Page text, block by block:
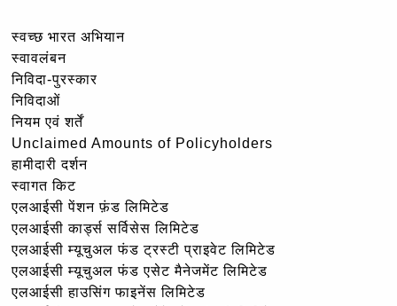
स्वच्छ भारत अभियान
स्वावलंबन
निविदा-पुरस्कार
निविदाओं
नियम एवं शर्तें
Unclaimed Amounts of Policyholders
हामीदारी दर्शन
स्वागत किट
एलआईसी पेंशन फ़ंड लिमिटेड
एलआईसी कार्ड्स सर्विसेस लिमिटेड
एलआईसी म्यूचुअल फंड ट्रस्टी प्राइवेट लिमिटेड
एलआईसी म्यूचुअल फंड एसेट मैनेजमेंट लिमिटेड
एलआईसी हाउसिंग फाइनेंस लिमिटेड